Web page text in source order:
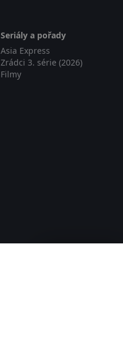
Seriály a pořady
Asia Express
Zrádci 3. série (2026)
Filmy